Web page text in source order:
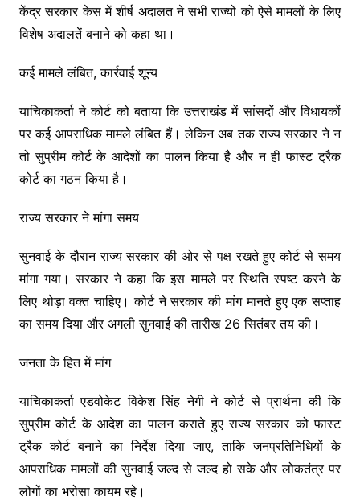
केंद्र सरकार केस में शीर्ष अदालत ने सभी राज्यों को ऐसे मामलों के लिए
विशेष अदालतें बनाने को कहा था।
कई मामले लंबित, कार्रवाई शून्य
याचिकाकर्ता ने कोर्ट को बताया कि उत्तराखंड में सांसदों और विधायकों
पर कई आपराधिक मामले लंबित हैं। लेकिन अब तक राज्य सरकार ने न
तो सुप्रीम कोर्ट के आदेशों का पालन किया है और न ही फास्ट ट्रैक
कोर्ट का गठन किया है।
राज्य सरकार ने मांगा समय
सुनवाई के दौरान राज्य सरकार की ओर से पक्ष रखते हुए कोर्ट से समय
मांगा गया। सरकार ने कहा कि इस मामले पर स्थिति स्पष्ट करने के
लिए थोड़ा वक्त चाहिए। कोर्ट ने सरकार की मांग मानते हुए एक सप्ताह
का समय दिया और अगली सुनवाई की तारीख 26 सितंबर तय की।
जनता के हित में मांग
याचिकाकर्ता एडवोकेट विकेश सिंह नेगी ने कोर्ट से प्रार्थना की कि
सुप्रीम कोर्ट के आदेश का पालन कराते हुए राज्य सरकार को फास्ट
ट्रैक कोर्ट बनाने का निर्देश दिया जाए, ताकि जनप्रतिनिधियों के
आपराधिक मामलों की सुनवाई जल्द से जल्द हो सके और लोकतंत्र पर
लोगों का भरोसा कायम रहे।